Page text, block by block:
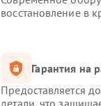
восстановление в
Гарантия на
Предоставляется
детали, что